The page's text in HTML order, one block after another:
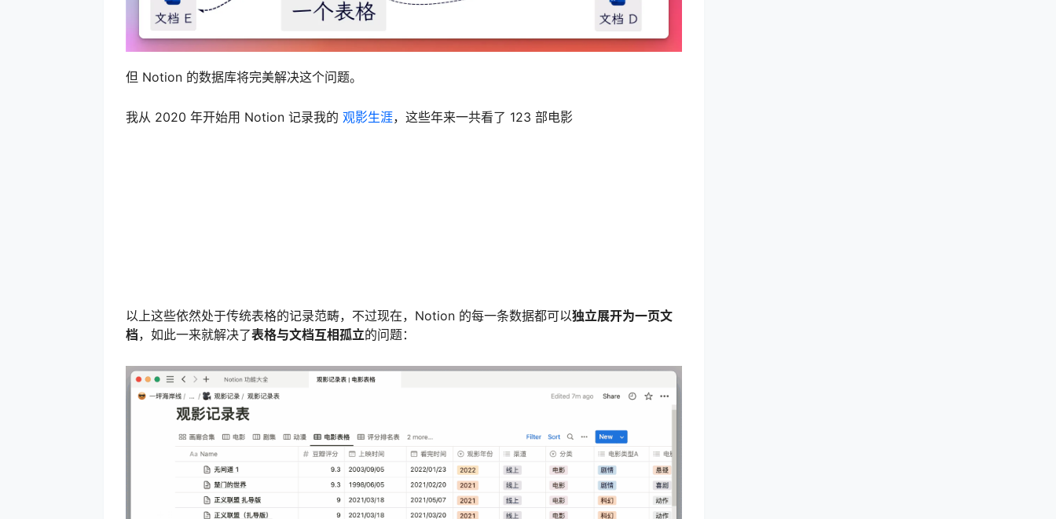
但 Notion 的数据库将完美解决这个问题。
我从 2020 年开始用 Notion 记录我的 观影生涯，这些年来一共看了 123 部电影
以上这些依然处于传统表格的记录范畴，不过现在，Notion 的每一条数据都可以独立展开为一页文
档，如此一来就解决了表格与文档互相孤立的问题：